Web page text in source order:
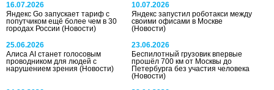
16.07.2026
Яндекс Go запускает тариф с
попутчиком ещё более чем в 30
городах России (Новости)
10.07.2026
Яндекс запустил роботакси между
своими офисами в Москве
(Новости)
25.06.2026
Алиса AI станет голосовым
проводником для людей с
нарушением зрения (Новости)
23.06.2026
Беспилотный грузовик впервые
прошёл 700 км от Москвы до
Петербурга без участия человека
(Новости)